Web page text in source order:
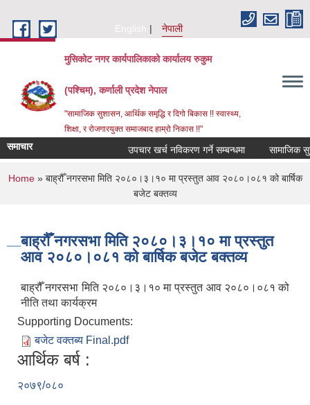
English
नेपाली
मुसिकोट नगर कार्यपालिकाको कार्यालय रुकुम
(पश्चिम), कर्णाली प्रदेश नेपाल
"सामाजिक सुशासन, आर्थिक समृद्धि र दिगो बिकास !! स्वास्थ्य,
शिक्षा, र रोजगारयुक्त समाजबाद हाम्रो निकास !!"
समाचार उपचार खर्च नविकरण गर्ने सम्बन्धमा
You are here
Home» बाह्रौँ नगरसभा मिति २०८०।३।१० मा प्रस्तुत आव २०८०।०८१ को बार्षिक
बजेट बक्तव्य
बाह्रौँ नगरसभा मिति २०८०।३।१० मा प्रस्तुत
आव २०८०।०८१ को बार्षिक बजेट बक्तव्य
बाह्रौँ नगरसभा मिति २०८०।३।१० मा प्रस्तुत आव २०८०।०८१ को
नीति तथा कार्यक्रम
Supporting Documents:
बजेट वक्तब्य Final.pdf
आर्थिक बर्ष :
२०७९/०८०